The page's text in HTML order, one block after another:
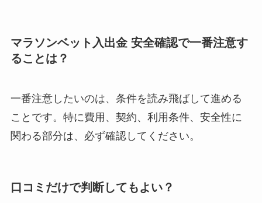
マラソンベット入出金 安全確認で一番注意す
ることは？
一番注意したいのは、条件を読み飛ばして進める
ことです。特に費用、契約、利用条件、安全性に
関わる部分は、必ず確認してください。
口コミだけで判断してもよい？